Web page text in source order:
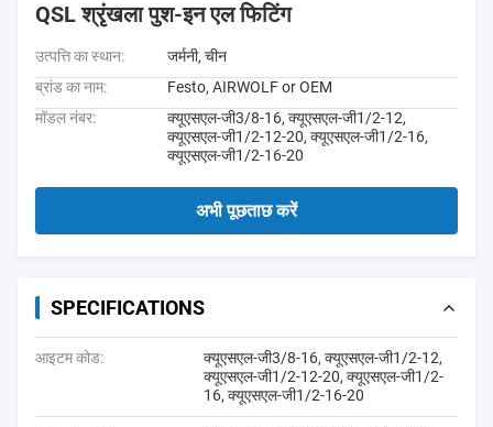
QSL श्रृंखला पुश-इन एल फिटिंग
उत्पत्ति का स्थान:
जर्मनी, चीन
ब्रांड का नाम:
Festo, AIRWOLF or OEM
मॉडल नंबर:
क्यूएसएल-जी3/8-16, क्यूएसएल-जी1/2-12,
क्यूएसएल-जी1/2-12-20, क्यूएसएल-जी1/2-16,
क्यूएसएल-जी1/2-16-20
अभी पूछताछ करें
SPECIFICATIONS
आइटम कोड:
क्यूएसएल-जी3/8-16, क्यूएसएल-जी1/2-12,
क्यूएसएल-जी1/2-12-20, क्यूएसएल-जी1/2-
16, क्यूएसएल-जी1/2-16-20